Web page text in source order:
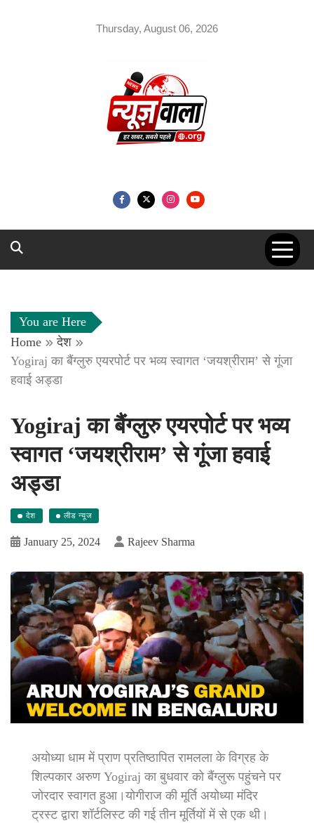
Thursday, August 06, 2026
You are Here
Home
देश
Yogiraj का बैंग्लुरु एयरपोर्ट पर भव्य स्वागत ‘जयश्रीराम’ से गूंजा
हवाई अड्डा
Yogiraj का बैंग्लुरु एयरपोर्ट पर भव्य
स्वागत ‘जयश्रीराम’ से गूंजा हवाई
अड्डा
देश लीड न्यूज
January 25, 2024 Rajeev Sharma
अयोध्या धाम में प्राण प्रतिष्ठापित रामलला के विग्रह के
शिल्पकार अरुण Yogiraj का बुधवार को बैंग्लुरू पहुंचने पर
जोरदार स्वागत हुआ।योगीराज की मूर्ति अयोध्या मंदिर
ट्रस्ट द्वारा शॉर्टलिस्ट की गई तीन मूर्तियों में से एक थी।